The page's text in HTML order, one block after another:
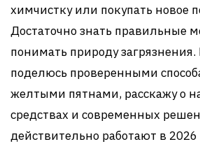
химчистку или покупать новое
Достаточно знать правильные
понимать природу загрязнения.
поделюсь проверенными
желтыми пятнами, расскажу о
средствах и современных
действительно работают в 2026